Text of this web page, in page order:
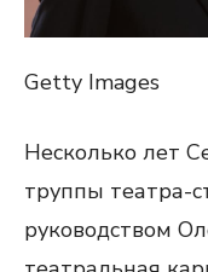
Getty Images
Несколько лет
труппы театра-
руководством